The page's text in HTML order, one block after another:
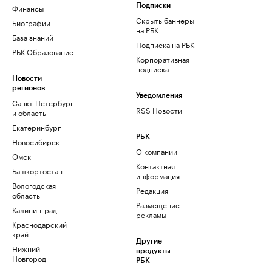
Финансы
Биографии
База знаний
РБК Образование
Новости
регионов
Санкт-Петербург
и область
Екатеринбург
Новосибирск
Омск
Башкортостан
Вологодская
область
Калининград
Краснодарский
край
Нижний
Новгород
Подписки
Скрыть баннеры
на РБК
Подписка на РБК
Корпоративная
подписка
Уведомления
RSS Новости
РБК
О компании
Контактная
информация
Редакция
Размещение
рекламы
Другие
продукты
РБК